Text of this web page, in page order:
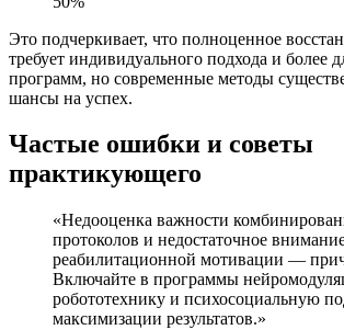
Это подчеркивает, что полноценное
требует индивидуального подхода и более
программ, но современные методы
шансы на успех.
Частые ошибки и советы
практикующего
«Недооценка важности
протоколов и недостаточное
реабилитационной мотивации —
Включайте в программы
робототехнику и психосоциальную
максимизации результатов.»